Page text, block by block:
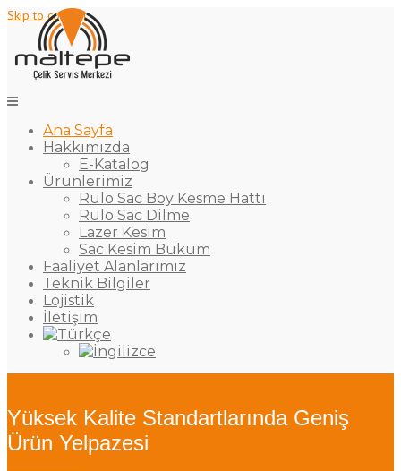
Skip to content
Ana Sayfa
Hakkımızda
E-Katalog
Ürünlerimiz
Rulo Sac Boy Kesme Hattı
Rulo Sac Dilme
Lazer Kesim
Sac Kesim Büküm
Faaliyet Alanlarımız
Teknik Bilgiler
Lojistik
İletişim
Yüksek Kalite Standartlarında Geniş
Ürün Yelpazesi